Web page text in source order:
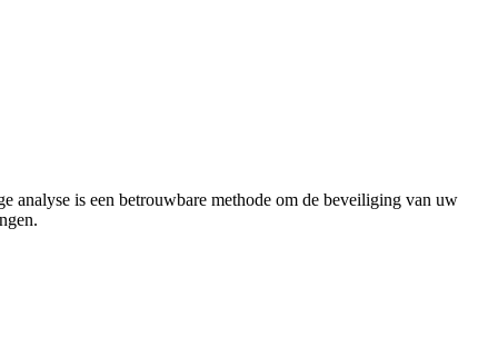
analyse is een betrouwbare methode om de beveiliging van uw